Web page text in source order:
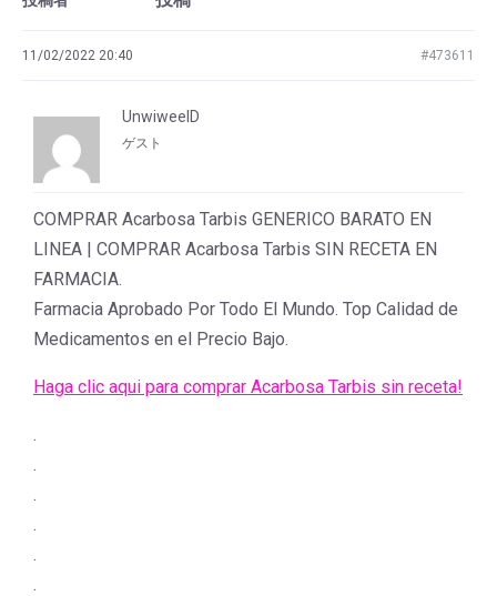
11/02/2022 20:40 #473611
UnwiweelD
ゲスト
COMPRAR Acarbosa Tarbis GENERICO BARATO EN
LINEA | COMPRAR Acarbosa Tarbis SIN RECETA EN
FARMACIA.
Farmacia Aprobado Por Todo El Mundo. Top Calidad de
Medicamentos en el Precio Bajo.
Haga clic aqui para comprar Acarbosa Tarbis sin receta!
.
.
.
.
.
.